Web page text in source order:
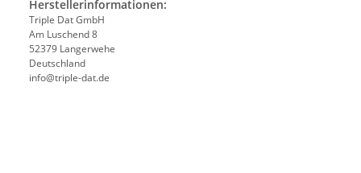
Herstellerinformationen:
Triple Dat GmbH
Am Luschend 8
52379 Langerwehe
Deutschland
info@triple-dat.de